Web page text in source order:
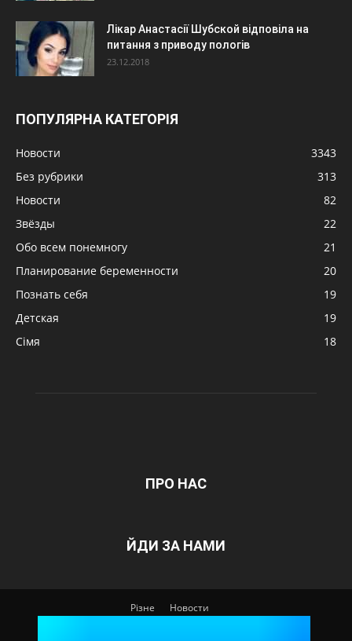
Лікар Анастасії Шубской відповіла на
питання з приводу пологів
23.12.2018
ПОПУЛЯРНА КАТЕГОРІЯ
Новости
3343
Без рубрики
313
Новости
82
Звёзды
22
Обо всем понемногу
21
Планирование беременности
20
Познать себя
19
Детская
19
Сімя
18
ПРО НАС
ЙДИ ЗА НАМИ
Різне Новости